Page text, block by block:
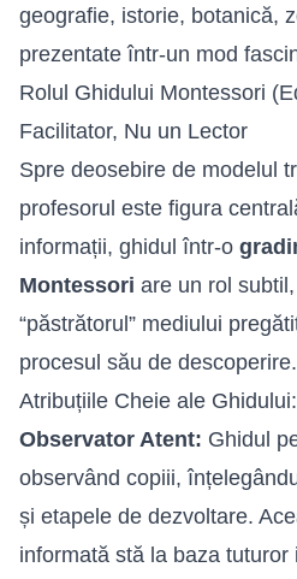
geografie, istorie, botanică,
prezentate într-un mod
Rolul Ghidului Montessori
Facilitator, Nu un Lector
Spre deosebire de modelul
profesorul este figura
informații, ghidul într-o
Montessori are un rol
“păstrătorul” mediului
procesul său de descoperire.
Atribuțiile Cheie ale Ghidului:
Observator Atent: Ghidul
observând copiii,
și etapele de dezvoltare.
informată stă la baza tuturor